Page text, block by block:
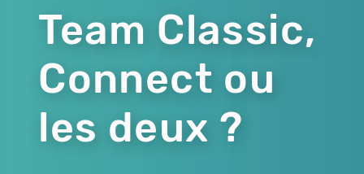
Team Classic,
Connect ou
les deux ?